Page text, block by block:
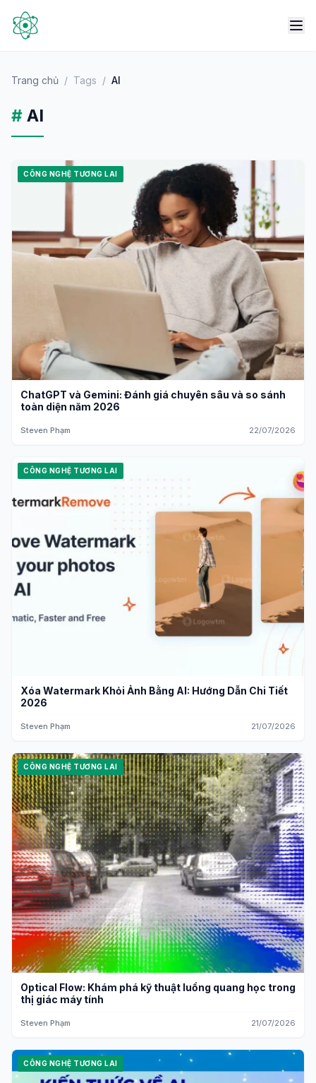
Trang chủ / Tags / AI
# AI
CÔNG NGHỆ TƯƠNG LAI
ChatGPT và Gemini: Đánh giá chuyên sâu và so sánh
toàn diện năm 2026
Steven Phạm 22/07/2026
CÔNG NGHỆ TƯƠNG LAI
Xóa Watermark Khỏi Ảnh Bằng AI: Hướng Dẫn Chi Tiết
2026
Steven Phạm 21/07/2026
CÔNG NGHỆ TƯƠNG LAI
Optical Flow: Khám phá kỹ thuật luồng quang học trong
thị giác máy tính
Steven Phạm 21/07/2026
CÔNG NGHỆ TƯƠNG LAI